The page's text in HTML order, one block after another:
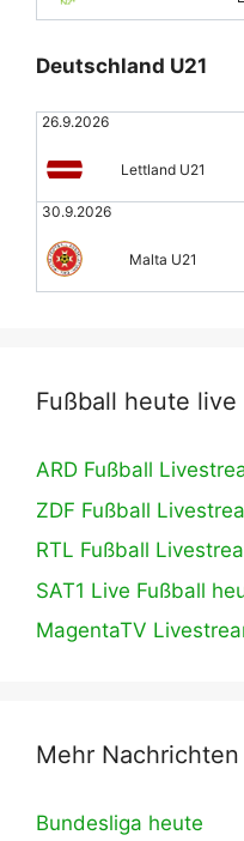
Deutschland U21
26.9.2026
Lettland U21
30.9.2026
Malta U21
Fußball heute live
ARD Fußball
ZDF Fußball
RTL Fußball
SAT1 Live Fußball
MagentaTV
Mehr Nachrichten
Bundesliga heute